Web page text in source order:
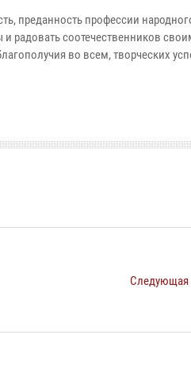
преданность профессии
радовать соотечественников
во всем, творческих